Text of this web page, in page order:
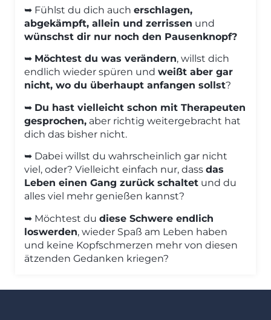
➥ Fühlst du dich auch erschlagen,
abgekämpft, allein und zerrissen und
wünschst dir nur noch den Pausenknopf?
➥ Möchtest du was verändern, willst dich
endlich wieder spüren und weißt aber gar
nicht, wo du überhaupt anfangen sollst?
➥ Du hast vielleicht schon mit Therapeuten
gesprochen, aber richtig weitergebracht hat
dich das bisher nicht.
➥ Dabei willst du wahrscheinlich gar nicht
viel, oder? Vielleicht einfach nur, dass das
Leben einen Gang zurück schaltet und du
alles viel mehr genießen kannst?
➥ Möchtest du diese Schwere endlich
loswerden, wieder Spaß am Leben haben
und keine Kopfschmerzen mehr von diesen
ätzenden Gedanken kriegen?